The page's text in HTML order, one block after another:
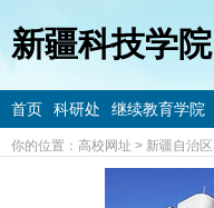
新疆科技学院
首页 科研处 继续教育学院
你的位置： 高校网址 > 新疆自治